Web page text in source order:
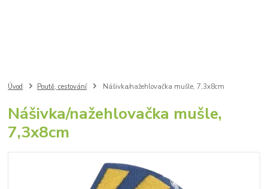
Úvod Poutě, cestování Nášivka/nažehlovačka mušle, 7,3x8cm
Nášivka/nažehlovačka mušle,
7,3x8cm